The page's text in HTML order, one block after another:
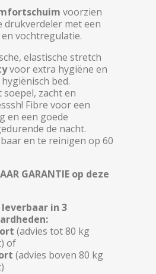
voorzien
drukverdeler met een
vochtregulatie.
elastische stretch
voor extra hygiëne en
bed.
zacht en
Fibre voor een
en een goede
de nacht.
en te reinigen op 60
GARANTIE op deze
in 3
(advies tot 80 kg
of
(advies boven 80 kg